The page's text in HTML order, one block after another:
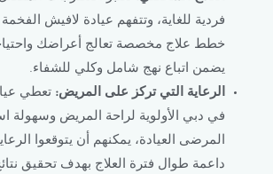
فردية للغاية، وتتفهم عيادة لافيش
خطط علاج مخصصة تعالج أعراضك
يضمن اتباع نهج شامل وكلي للشفاء.
الرعاية التي تركز على المريض: تعطي
في دبي الأولوية لراحة المريض وسهولة
المرضى العيادة، يمكنهم أن يتوقعوا
داعمة طوال فترة العلاج بهدف تحقيق